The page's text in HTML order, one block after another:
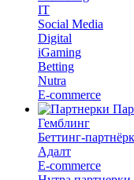
IT
Social Media
Digital
iGaming
Betting
Nutra
E-commerce
Гемблинг
Беттинг-
Адалт
E-commerce